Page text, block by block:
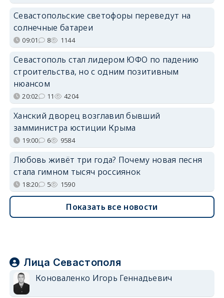
Севастопольские светофоры переведут на
солнечные батареи
09:01 8 1144
Севастополь стал лидером ЮФО по падению
строительства, но с одним позитивным
нюансом
20:02 11 4204
Ханский дворец возглавил бывший
замминистра юстиции Крыма
19:00 6 9584
Любовь живёт три года? Почему новая песня
стала гимном тысяч россиянок
18:20 5 1590
Показать все новости
Лица Севастополя
Коноваленко Игорь Геннадьевич